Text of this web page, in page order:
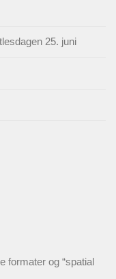
25. juni
formater og “spatial